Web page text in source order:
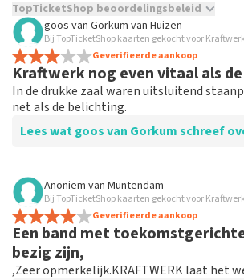
TopTicketShop beoordelingsbeleid
TopTicketShop verzamelt reviews van
hebt aangeschaft bij TopTicketShop.
weken duren voordat een review wordt
goos van Gorkum van Huizen
Bij TopTicketShop kaarten gekocht voor
Geverifieerde aankoop
Kraftwerk nog even vitaal als
In de drukke zaal waren uitsluitend
net als de belichting.
Lees wat goos van Gorkum schreef
Beoordeling van goos van Gorkum over
Vlotte service!!
Eventuele ongerustheid over je ticket
Anoniem van Muntendam
Bij TopTicketShop kaarten gekocht voor
Geverifieerde aankoop
Een band met
bezig zijn,
,Zeer opmerkelijk.KRAFTWERK laat het